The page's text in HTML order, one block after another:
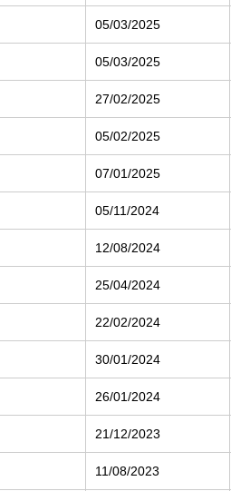
05/03/2025
05/03/2025
27/02/2025
05/02/2025
07/01/2025
05/11/2024
12/08/2024
25/04/2024
22/02/2024
30/01/2024
26/01/2024
21/12/2023
11/08/2023